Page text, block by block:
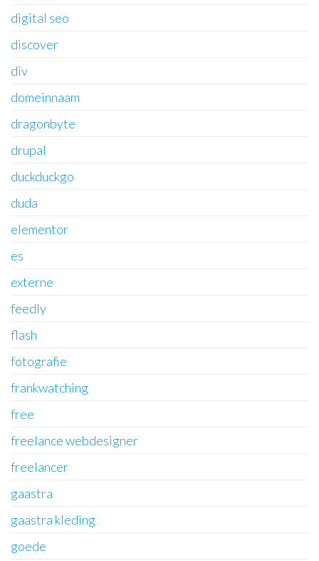
digital seo
discover
div
domeinnaam
dragonbyte
drupal
duckduckgo
duda
elementor
es
externe
feedly
flash
fotografie
frankwatching
free
freelance webdesigner
freelancer
gaastra
gaastra kleding
goede